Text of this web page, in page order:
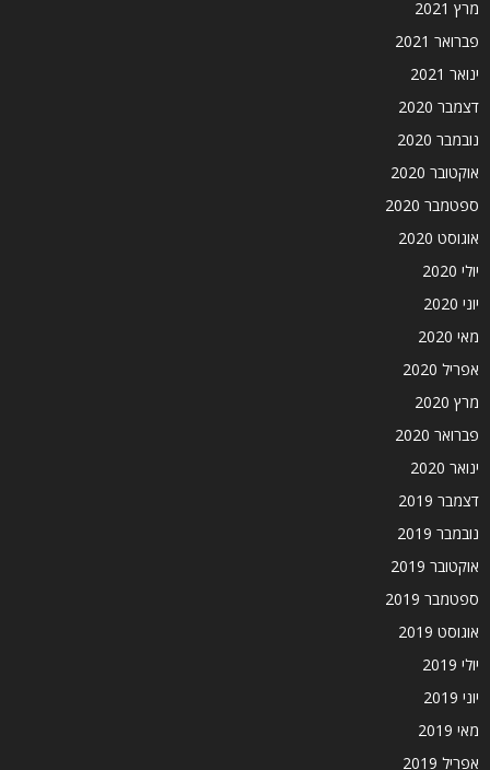
מרץ 2021
פברואר 2021
ינואר 2021
דצמבר 2020
נובמבר 2020
אוקטובר 2020
ספטמבר 2020
אוגוסט 2020
יולי 2020
יוני 2020
מאי 2020
אפריל 2020
מרץ 2020
פברואר 2020
ינואר 2020
דצמבר 2019
נובמבר 2019
אוקטובר 2019
ספטמבר 2019
אוגוסט 2019
יולי 2019
יוני 2019
מאי 2019
אפריל 2019